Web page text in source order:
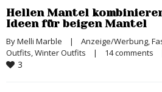
Hellen Mantel
Ideen für beigen Mantel
By Melli Marble | Anzeige/Werbung
Outfits Winter Outfits | 14 comments
3